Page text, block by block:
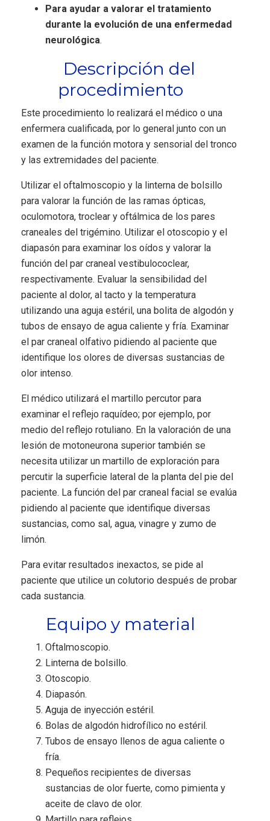
Para ayudar a valorar el tratamiento
durante la evolución de una enfermedad
neurológica.
Descripción del
procedimiento
Este procedimiento lo realizará el médico o una
enfermera cualificada, por lo general junto con un
examen de la función motora y sensorial del tronco
y las extremidades del paciente.
Utilizar el oftalmoscopio y la linterna de bolsillo
para valorar la función de las ramas ópticas,
oculomotora, troclear y oftálmica de los pares
craneales del trigémino. Utilizar el otoscopio y el
diapasón para examinar los oídos y valorar la
función del par craneal vestibulococlear,
respectivamente. Evaluar la sensibilidad del
paciente al dolor, al tacto y la temperatura
utilizando una aguja estéril, una bolita de algodón y
tubos de ensayo de agua caliente y fría. Examinar
el par craneal olfativo pidiendo al paciente que
identifique los olores de diversas sustancias de
olor intenso.
El médico utilizará el martillo percutor para
examinar el reflejo raquídeo; por ejemplo, por
medio del reflejo rotuliano. En la valoración de una
lesión de motoneurona superior también se
necesita utilizar un martillo de exploración para
percutir la superficie lateral de la planta del pie del
paciente. La función del par craneal facial se evalúa
pidiendo al paciente que identifique diversas
sustancias, como sal, agua, vinagre y zumo de
limón.
Para evitar resultados inexactos, se pide al
paciente que utilice un colutorio después de probar
cada sustancia.
Equipo y material
Oftalmoscopio.
Linterna de bolsillo.
Otoscopio.
Diapasón.
Aguja de inyección estéril.
Bolas de algodón hidrofílico no estéril.
Tubos de ensayo llenos de agua caliente o
fría.
Pequeños recipientes de diversas
sustancias de olor fuerte, como pimienta y
aceite de clavo de olor.